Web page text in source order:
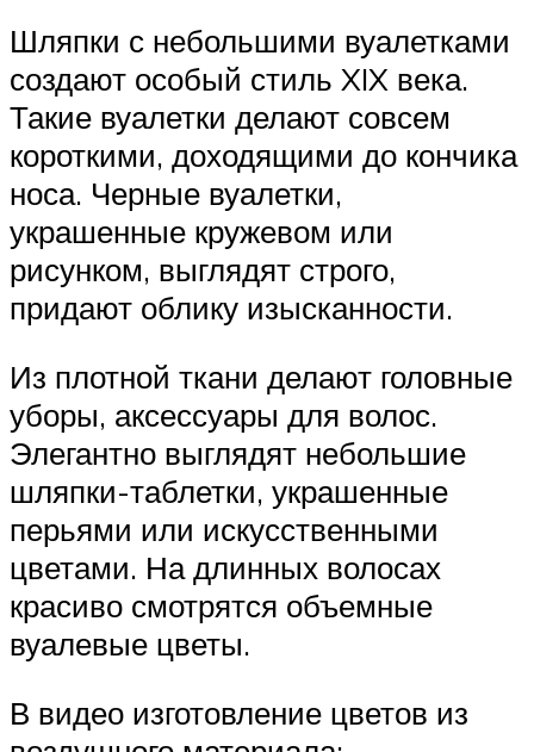
Шляпки с небольшими вуалетками
создают особый стиль XIX века.
Такие вуалетки делают совсем
короткими, доходящими до кончика
носа. Черные вуалетки,
украшенные кружевом или
рисунком, выглядят строго,
придают облику изысканности.
Из плотной ткани делают головные
уборы, аксессуары для волос.
Элегантно выглядят небольшие
шляпки-таблетки, украшенные
перьями или искусственными
цветами. На длинных волосах
красиво смотрятся объемные
вуалевые цветы.
В видео изготовление цветов из